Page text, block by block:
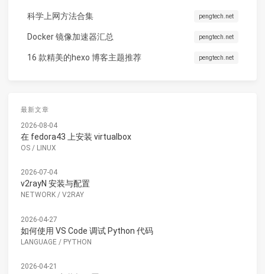
科学上网方法合集 pengtech.net
Docker 镜像加速器汇总 pengtech.net
16 款精美的hexo 博客主题推荐 pengtech.net
最新文章
2026-08-04
在 fedora43 上安装 virtualbox
OS / LINUX
2026-07-04
v2rayN 安装与配置
NETWORK / V2RAY
2026-04-27
如何使用 VS Code 调试 Python 代码
LANGUAGE / PYTHON
2026-04-21